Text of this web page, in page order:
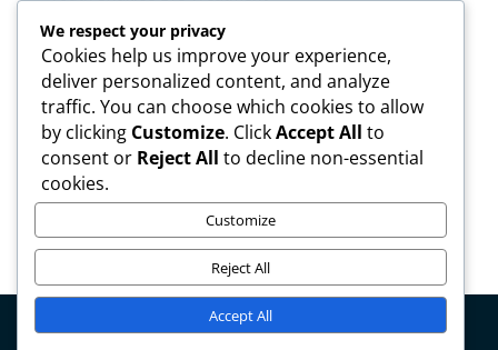
YOUTH SKIN CARE SERIES
Meta
Log in
Entries feed
Comments feed
We respect your privacy
Cookies help us improve your experience,
deliver personalized content, and analyze
traffic. You can choose which cookies to allow
by clicking Customize. ClickAccept All to
consent or Reject All to decline non-essential
cookies.
Customize
Reject All
Accept All